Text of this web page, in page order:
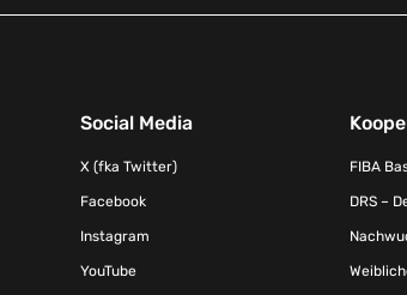
Social Media
X (fka Twitter)
Facebook
Instagram
YouTube
FIBA
DRS –